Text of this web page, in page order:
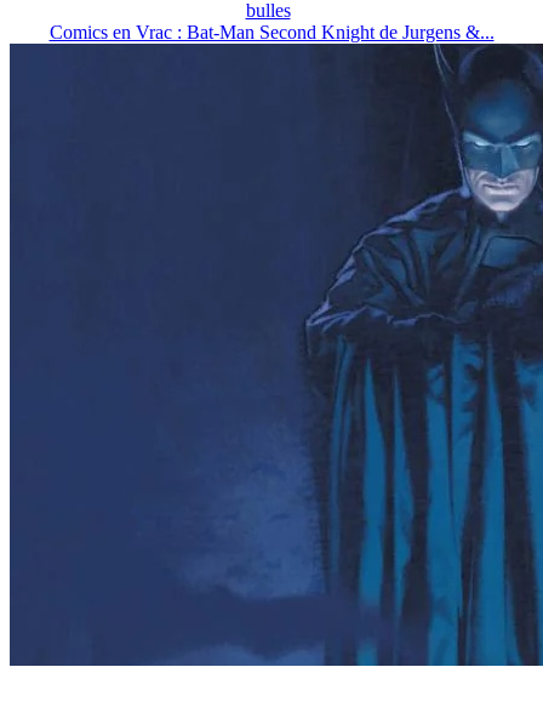
bulles
Comics en Vrac : Bat-Man Second Knight de Jurgens &...